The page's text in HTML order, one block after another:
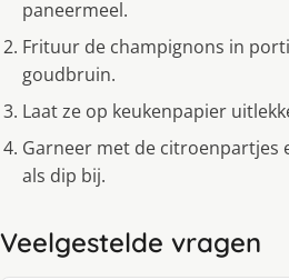
paneermeel.
Frituur de champignons in
goudbruin.
Laat ze op keukenpapier
Garneer met de citroenpartjes
als dip bij.
Veelgestelde vragen